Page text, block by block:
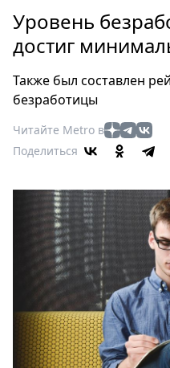
Россия
Мир
Еда
Туризм
Мода
Театр
Афиша
Книги
Выставки
Пресс-
релизы
О
Metro
Стримы
Уровень
достиг
Также был составлен
безработицы
Читайте Metro в
Поделиться